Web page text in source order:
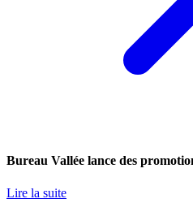
Bureau Vallée lance des
Lire la suite